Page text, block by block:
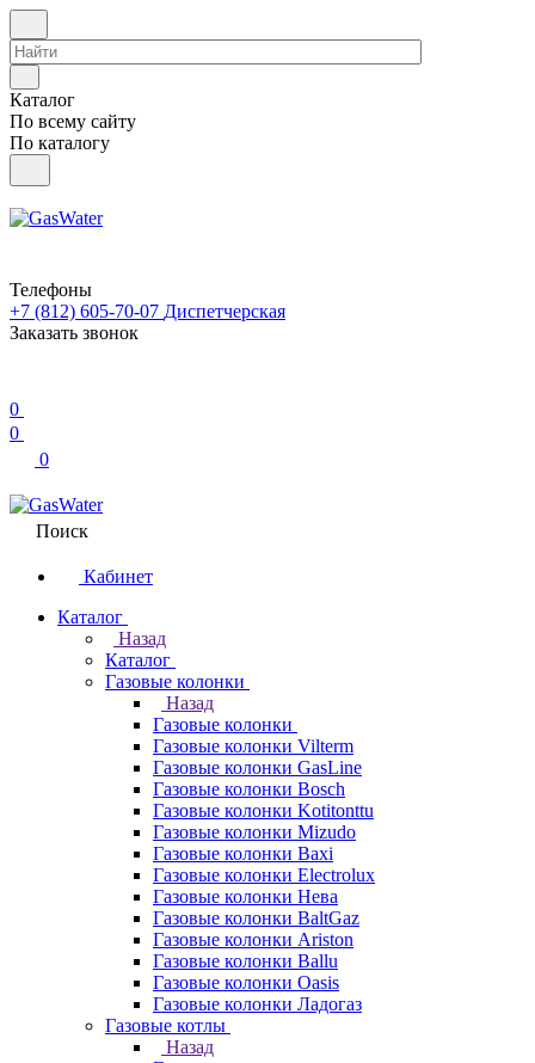
Каталог
По всему сайту
По каталогу
Телефоны
+7 (812) 605-70-07 Диспетчерская
Заказать звонок
0
0
0
Поиск
Кабинет
Каталог
Назад
Каталог
Газовые колонки
Назад
Газовые колонки
Газовые колонки Vilterm
Газовые колонки GasLine
Газовые колонки Bosch
Газовые колонки Kotitonttu
Газовые колонки Mizudo
Газовые колонки Baxi
Газовые колонки Electrolux
Газовые колонки Нева
Газовые колонки BaltGaz
Газовые колонки Ariston
Газовые колонки Ballu
Газовые колонки Oasis
Газовые колонки Ладогаз
Газовые котлы
Назад